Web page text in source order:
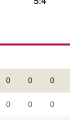
0 0 0
0 0 0